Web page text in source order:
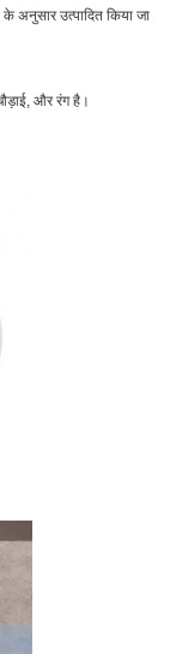
अनुसार उत्पादित किया जा
और रंग है।